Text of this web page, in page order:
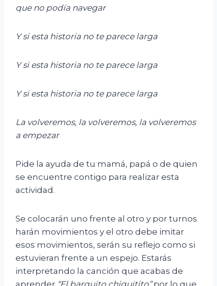
que no podía navegar
Y si esta historia no te parece larga
Y si esta historia no te parece larga
Y si esta historia no te parece larga
La volveremos, la volveremos, la volveremos
a empezar
Pide la ayuda de tu mamá, papá o de quien
se encuentre contigo para realizar esta
actividad.
Se colocarán uno frente al otro y por turnos
harán movimientos y el otro debe imitar
esos movimientos, serán su reflejo como si
estuvieran frente a un espejo. Estarás
interpretando la canción que acabas de
aprender “El barquito chiquitito”por lo que